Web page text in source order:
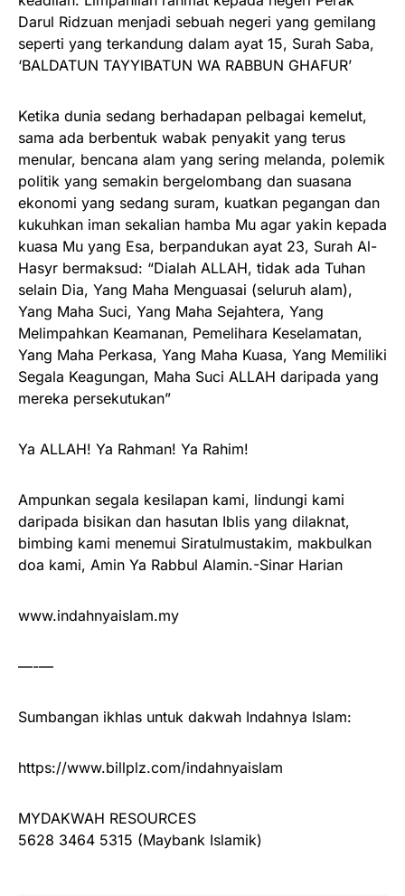
Darul Ridzuan menjadi sebuah negeri yang gemilang
seperti yang terkandung dalam ayat 15, Surah Saba,
‘BALDATUN TAYYIBATUN WA RABBUN GHAFUR’
Ketika dunia sedang berhadapan pelbagai kemelut,
sama ada berbentuk wabak penyakit yang terus
menular, bencana alam yang sering melanda, polemik
politik yang semakin bergelombang dan suasana
ekonomi yang sedang suram, kuatkan pegangan dan
kukuhkan iman sekalian hamba Mu agar yakin kepada
kuasa Mu yang Esa, berpandukan ayat 23, Surah Al-
Hasyr bermaksud: “Dialah ALLAH, tidak ada Tuhan
selain Dia, Yang Maha Menguasai (seluruh alam),
Yang Maha Suci, Yang Maha Sejahtera, Yang
Melimpahkan Keamanan, Pemelihara Keselamatan,
Yang Maha Perkasa, Yang Maha Kuasa, Yang Memiliki
Segala Keagungan, Maha Suci ALLAH daripada yang
mereka persekutukan”
Ya ALLAH! Ya Rahman! Ya Rahim!
Ampunkan segala kesilapan kami, lindungi kami
daripada bisikan dan hasutan Iblis yang dilaknat,
bimbing kami menemui Siratulmustakim, makbulkan
doa kami, Amin Ya Rabbul Alamin.-Sinar Harian
www.indahnyaislam.my
—-—
Sumbangan ikhlas untuk dakwah Indahnya Islam:
https://www.billplz.com/indahnyaislam
MYDAKWAH RESOURCES
5628 3464 5315 (Maybank Islamik)